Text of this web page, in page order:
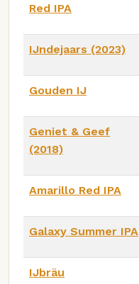
Red IPA
IJndejaars (2023)
Gouden IJ
Geniet & Geef
(2018)
Amarillo Red IPA
Galaxy Summer IPA
IJbräu